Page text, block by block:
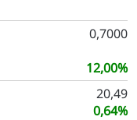
0,7000
12,00%
20,49
0,64%